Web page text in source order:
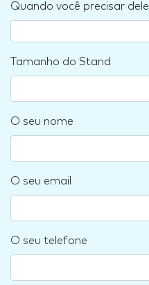
Quando você precisar dele
Tamanho do Stand
O seu nome
O seu email
O seu telefone